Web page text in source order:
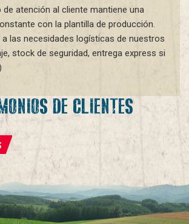
de atención al cliente mantiene una
con la plantilla de producción.
las necesidades logísticas de nuestros
stock de seguridad, entrega express si
DE CLIENTES